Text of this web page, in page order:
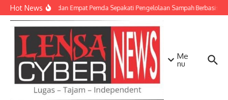
Lewati ke konten
Hot NewsTNI AD dan Empat Pemda Sepakati Pengelolaan Sampah Berbasis
Me
nu